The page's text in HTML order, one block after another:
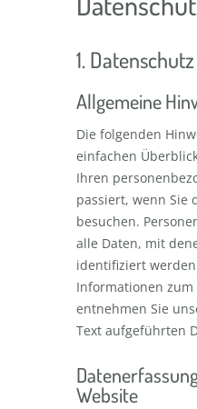
1.
Allgemeine
Die folgenden
einfachen
Ihren
passiert, wenn Sie
besuchen.
alle Daten, mit
identifiziert
Informationen zum
entnehmen Sie
Text aufgeführten
Website